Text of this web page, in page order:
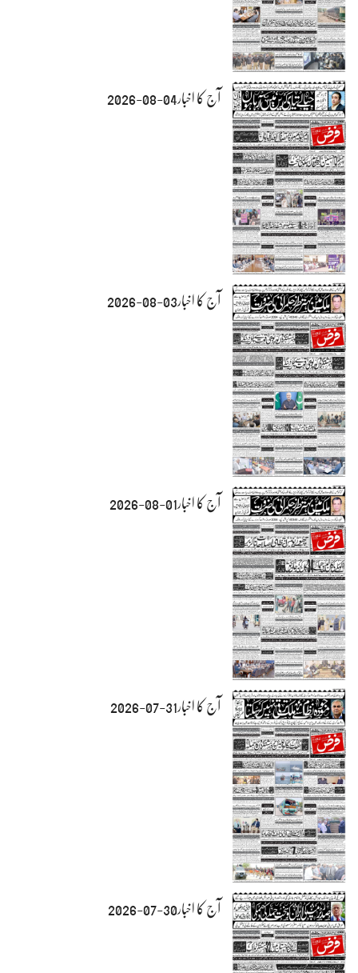
آج کا اخبار04-08-2026
آج کا اخبار03-08-2026
آج کا اخبار01-08-2026
آج کا اخبار31-07-2026
آج کا اخبار30-07-2026